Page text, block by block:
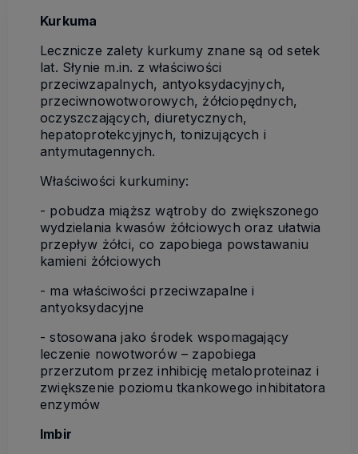
Kurkuma
Lecznicze zalety kurkumy znane są od setek
lat. Słynie m.in. z właściwości
przeciwzapalnych, antyoksydacyjnych,
przeciwnowotworowych, żółciopędnych,
oczyszczających, diuretycznych,
hepatoprotekcyjnych, tonizujących i
antymutagennych.
Właściwości kurkuminy:
- pobudza miąższ wątroby do zwiększonego
wydzielania kwasów żółciowych oraz ułatwia
przepływ żółci, co zapobiega powstawaniu
kamieni żółciowych
- ma właściwości przeciwzapalne i
antyoksydacyjne
- stosowana jako środek wspomagający
leczenie nowotworów – zapobiega
przerzutom przez inhibicję metaloproteinaz i
zwiększenie poziomu tkankowego inhibitatora
enzymów
Imbir